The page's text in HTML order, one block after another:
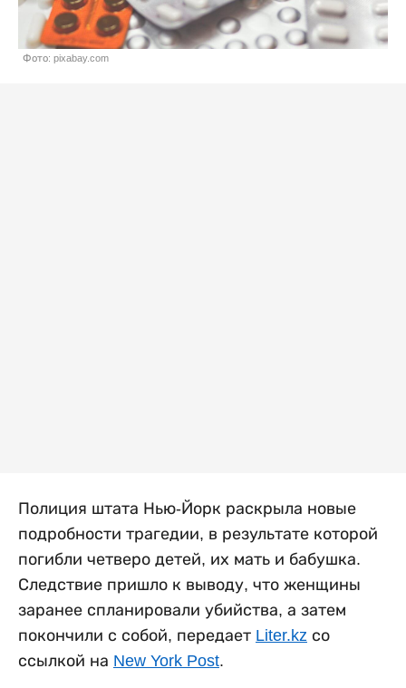
Фото: pixabay.com
Полиция штата Нью-Йорк раскрыла новые
подробности трагедии, в результате которой
погибли четверо детей, их мать и бабушка.
Следствие пришло к выводу, что женщины
заранее спланировали убийства, а затем
покончили с собой, передает Liter.kz со
ссылкой на New York Post.